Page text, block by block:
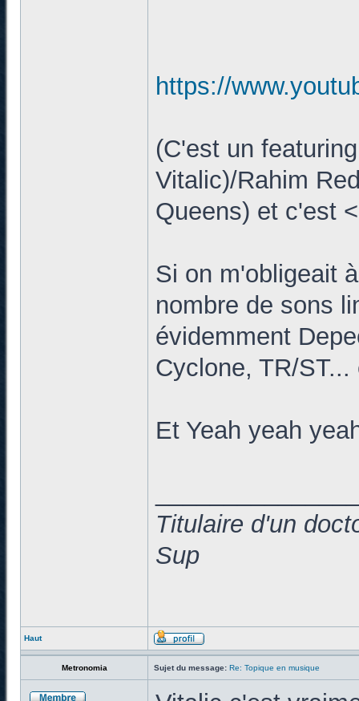
https://
(C'est un
Vitalic)/Rahim
Queens) et c'est
Si on m'obligeait
nombre de sons
évidemment
Cyclone, TR/
Et Yeah yeah
Titulaire d'un
Sup
Haut
Metronomia Sujet du message: Re: Topique en musique